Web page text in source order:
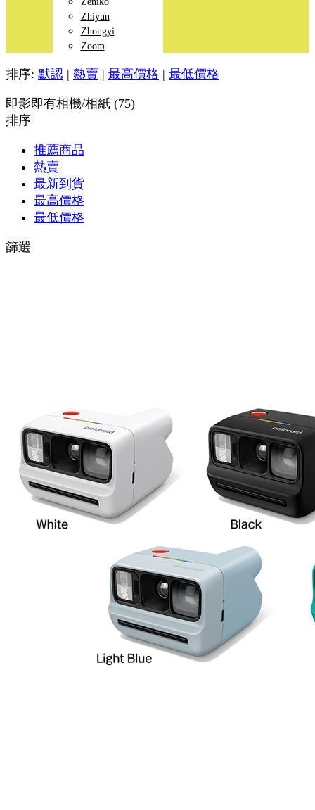
Zhiyun
Zhongyi
Zoom
排序: 默認 | 熱賣 | 最高價格 | 最低價格
即影即有相機/相紙 (75)
排序
推薦商品
熱賣
最新到貨
最高價格
最低價格
篩選